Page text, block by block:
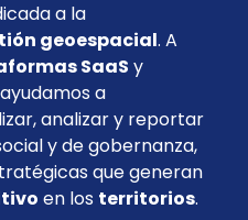
a la
geoespacial. A
SaaS y
a
analizar y reportar
y de gobernanza,
que generan
en los territorios.